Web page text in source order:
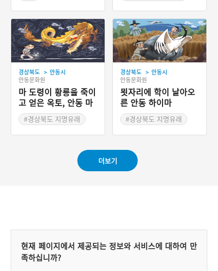
경상북도 > 안동시
안동문화원
마 도령이 황룡을 죽이
고 얻은 옥토, 안동 마
뜰#경상북도 지명유래
경상북도 > 안동시
안동문화원
묏자리에 학이 날아오
른 안동 하이마
#경상북도 지명유래
더보기
현재 페이지에서 제공되는 정보와 서비스에 대하여 만
족하십니까?